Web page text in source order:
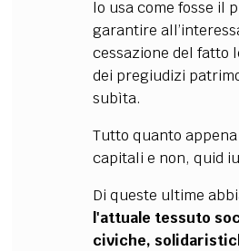
lo usa come fosse il
garantire
cessazione del fatto
dei pregiudizi
subìta.
Tutto quanto
capitali e non, quid
Di queste ultime
l'attuale tessuto
civiche,